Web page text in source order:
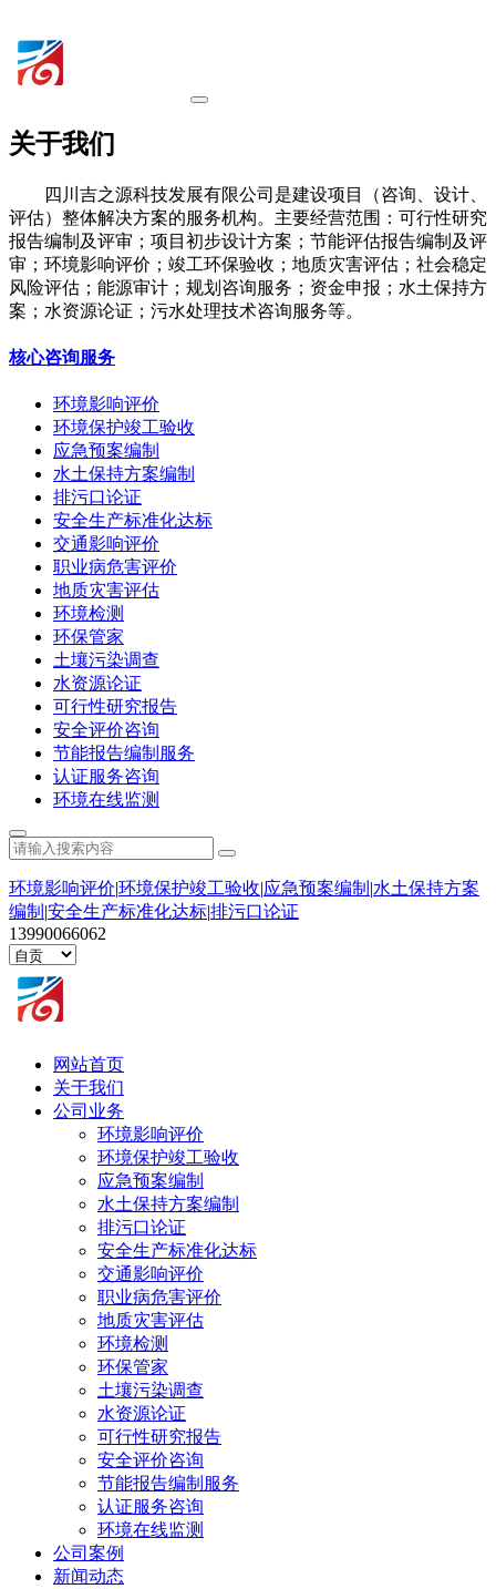
关于我们
四川吉之源科技发展有限公司是建设项目（咨询、设计、
评估）整体解决方案的服务机构。主要经营范围：可行性研究
报告编制及评审；项目初步设计方案；节能评估报告编制及评
审；环境影响评价；竣工环保验收；地质灾害评估；社会稳定
风险评估；能源审计；规划咨询服务；资金申报；水土保持方
案；水资源论证；污水处理技术咨询服务等。
核心咨询服务
环境影响评价
环境保护竣工验收
应急预案编制
水土保持方案编制
排污口论证
安全生产标准化达标
交通影响评价
职业病危害评价
地质灾害评估
环境检测
环保管家
土壤污染调查
水资源论证
可行性研究报告
安全评价咨询
节能报告编制服务
认证服务咨询
环境在线监测
环境影响评价|环境保护竣工验收|应急预案编制 |水土保持方案
编制 |安全生产标准化达标|排污口论证
13990066062
网站首页
关于我们
公司业务
环境影响评价
环境保护竣工验收
应急预案编制
水土保持方案编制
排污口论证
安全生产标准化达标
交通影响评价
职业病危害评价
地质灾害评估
环境检测
环保管家
土壤污染调查
水资源论证
可行性研究报告
安全评价咨询
节能报告编制服务
认证服务咨询
环境在线监测
公司案例
新闻动态